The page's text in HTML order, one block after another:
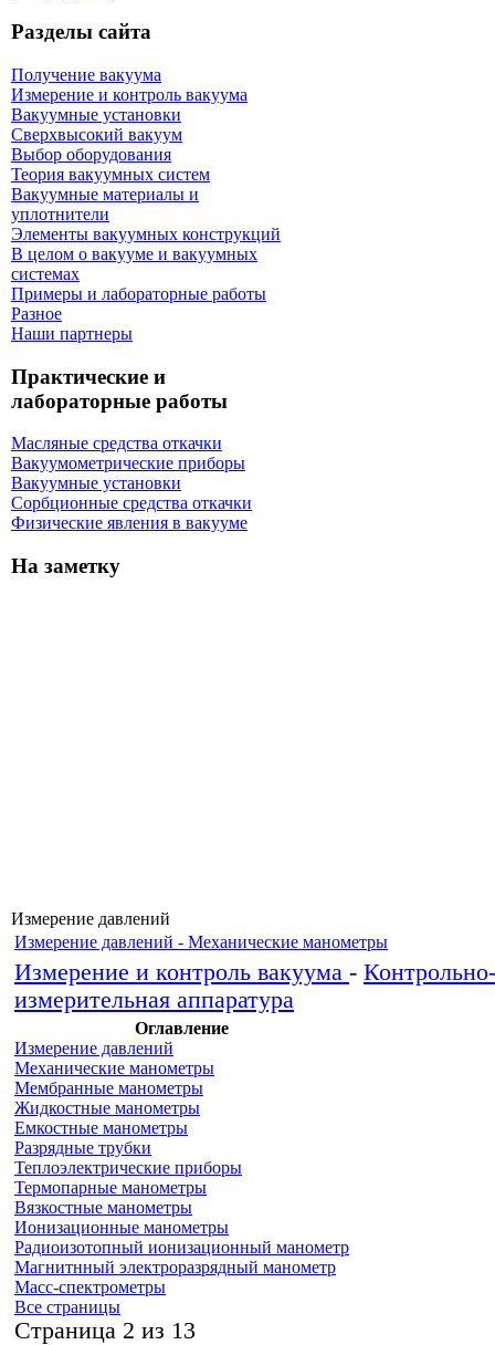
Разделы сайта
Получение вакуума
Измерение и контроль вакуума
Вакуумные установки
Сверхвысокий вакуум
Выбор оборудования
Теория вакуумных систем
Вакуумные материалы и
уплотнители
Элементы вакуумных конструкций
В целом о вакууме и вакуумных
системах
Примеры и лабораторные работы
Разное
Наши партнеры
Практические и
лабораторные работы
Масляные средства откачки
Вакуумометрические приборы
Вакуумные установки
Сорбционные средства откачки
Физические явления в вакууме
На заметку
Измерение давлений
Измерение давлений - Механические манометры
Измерение и контроль вакуума - Контрольно-
измерительная аппаратура
Оглавление
Измерение давлений
Механические манометры
Мембранные манометры
Жидкостные манометры
Емкостные манометры
Разрядные трубки
Теплоэлектрические приборы
Термопарные манометры
Вязкостные манометры
Ионизационные манометры
Радиоизотопный ионизационный манометр
Магнитнный электроразрядный манометр
Масс-спектрометры
Все страницы
Cтраница 2 из 13